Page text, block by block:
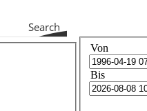
Search
Von
Bis